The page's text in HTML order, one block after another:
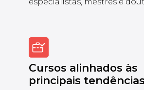
especialistas, mestres e
Cursos alinhados às
principais tendências